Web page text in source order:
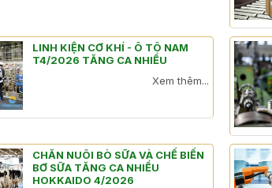
LINH KIỆN CƠ KHÍ - Ô TÔ NAM
T4/2026 TĂNG CA NHIỀU
Xem thêm...
CHĂN NUÔI BÒ SỮA VÀ CHẾ BIẾN
BƠ SỮA TĂNG CA NHIỀU
HOKKAIDO 4/2026